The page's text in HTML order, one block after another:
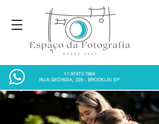
11 97473 7884
RUA GEÓRGIA, 228 - BROOKLIN SP